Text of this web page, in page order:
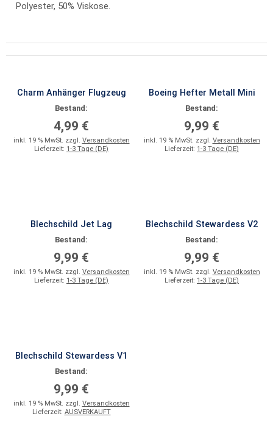
Polyester, 50% Viskose.
Charm Anhänger Flugzeug
Bestand:
4,99 €
inkl. 19 % MwSt. zzgl. Versandkosten
Lieferzeit: 1-3 Tage (DE)
Boeing Hefter Metall Mini
Bestand:
9,99 €
inkl. 19 % MwSt. zzgl. Versandkosten
Lieferzeit: 1-3 Tage (DE)
Blechschild Jet Lag
Bestand:
9,99 €
inkl. 19 % MwSt. zzgl. Versandkosten
Lieferzeit: 1-3 Tage (DE)
Blechschild Stewardess V2
Bestand:
9,99 €
inkl. 19 % MwSt. zzgl. Versandkosten
Lieferzeit: 1-3 Tage (DE)
Blechschild Stewardess V1
Bestand:
9,99 €
inkl. 19 % MwSt. zzgl. Versandkosten
Lieferzeit: AUSVERKAUFT